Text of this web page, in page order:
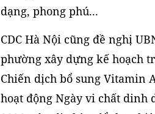
dạng, phong phú...
CDC Hà Nội cũng đề nghị
phường xây dựng kế hoạch
Chiến dịch bổ sung Vitamin
hoạt động Ngày vi chất dinh